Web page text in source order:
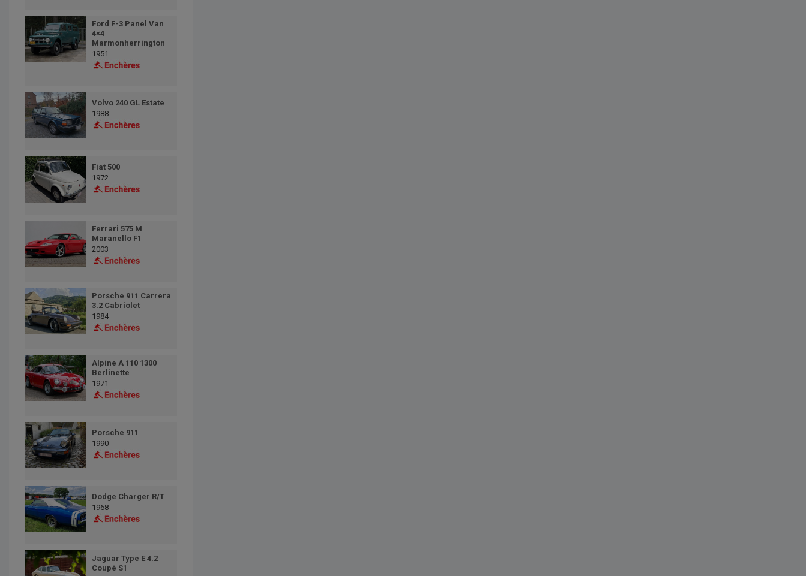
Ford F-3 Panel Van
4×4
Marmonherrington
1951
Volvo 240 GL Estate
1988
Fiat 500
1972
Ferrari 575 M
Maranello F1
2003
Porsche 911 Carrera
3.2 Cabriolet
1984
Alpine A 110 1300
Berlinette
1971
Porsche 911
1990
Dodge Charger R/T
1968
Jaguar Type E 4.2
Coupé S1